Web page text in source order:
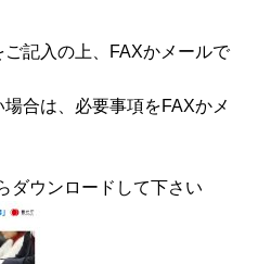
記入の上、FAXかメールで
合は、必要事項をFAXかメ
ダウンロードして下さい